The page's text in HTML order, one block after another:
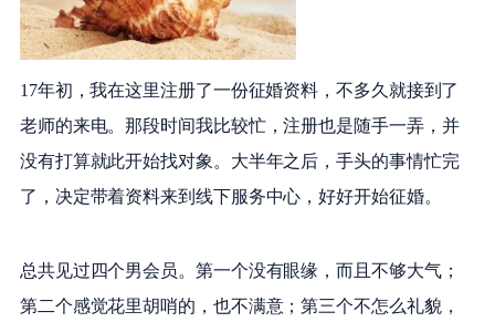
17年初，我在这里注册了一份征婚资料，不多久就接到了
老师的来电。那段时间我比较忙，注册也是随手一弄，并
没有打算就此开始找对象。大半年之后，手头的事情忙完
了，决定带着资料来到线下服务中心，好好开始征婚。
总共见过四个男会员。第一个没有眼缘，而且不够大气；
第二个感觉花里胡哨的，也不满意；第三个不怎么礼貌，